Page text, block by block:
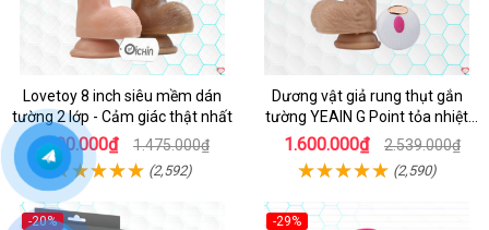
Lovetoy 8 inch siêu mềm dán
tường 2 lớp - Cảm giác thật nhất
900.000₫ 1.475.000₫
(2,592)
Dương vật giả rung thụt gắn
tường YEAIN G Point tỏa nhiệt
điều khiển từ xa
1.600.000₫ 2.539.000₫
(2,590)
-20%
-29%